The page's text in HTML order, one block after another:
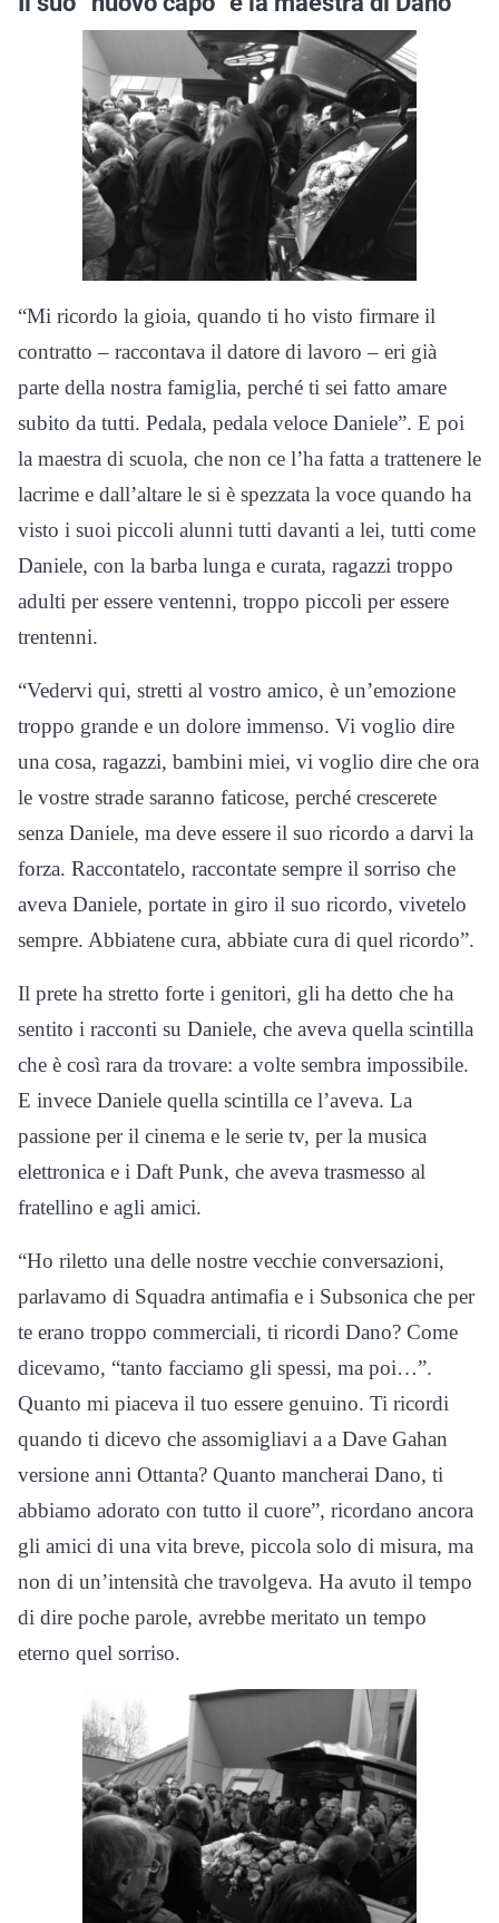
“Mi ricordo la gioia, quando ti ho visto firmare il
contratto – raccontava il datore di lavoro – eri già
parte della nostra famiglia, perché ti sei fatto amare
subito da tutti. Pedala, pedala veloce Daniele”. E poi
la maestra di scuola, che non ce l’ha fatta a trattenere le
lacrime e dall’altare le si è spezzata la voce quando ha
visto i suoi piccoli alunni tutti davanti a lei, tutti come
Daniele, con la barba lunga e curata, ragazzi troppo
adulti per essere ventenni, troppo piccoli per essere
trentenni.
“Vedervi qui, stretti al vostro amico, è un’emozione
troppo grande e un dolore immenso. Vi voglio dire
una cosa, ragazzi, bambini miei, vi voglio dire che ora
le vostre strade saranno faticose, perché crescerete
senza Daniele, ma deve essere il suo ricordo a darvi la
forza. Raccontatelo, raccontate sempre il sorriso che
aveva Daniele, portate in giro il suo ricordo, vivetelo
sempre. Abbiatene cura, abbiate cura di quel ricordo”.
Il prete ha stretto forte i genitori, gli ha detto che ha
sentito i racconti su Daniele, che aveva quella scintilla
che è così rara da trovare: a volte sembra impossibile.
E invece Daniele quella scintilla ce l’aveva. La
passione per il cinema e le serie tv, per la musica
elettronica e i Daft Punk, che aveva trasmesso al
fratellino e agli amici.
“Ho riletto una delle nostre vecchie conversazioni,
parlavamo di Squadra antimafia e i Subsonica che per
te erano troppo commerciali, ti ricordi Dano? Come
dicevamo, “tanto facciamo gli spessi, ma poi…”.
Quanto mi piaceva il tuo essere genuino. Ti ricordi
quando ti dicevo che assomigliavi a a Dave Gahan
versione anni Ottanta? Quanto mancherai Dano, ti
abbiamo adorato con tutto il cuore”, ricordano ancora
gli amici di una vita breve, piccola solo di misura, ma
non di un’intensità che travolgeva. Ha avuto il tempo
di dire poche parole, avrebbe meritato un tempo
eterno quel sorriso.